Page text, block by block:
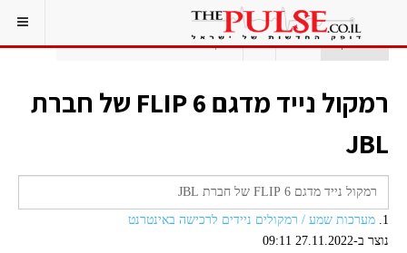
אתם כאן: ראשי תג רמקול נייד מדגם FLIP 6 של חברת JBL
רמקול נייד מדגם FLIP 6 של חברת
JBL
1. מערכות שמע / רמקולים ניידים לרכישה באינטרנט
נוצר ב-27.11.2022 09:11